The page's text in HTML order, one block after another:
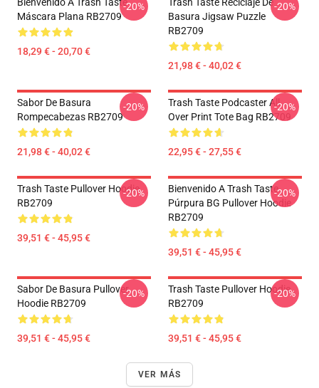
Máscara Plana RB2709
18,29 € - 20,70 €
-20%
Basura Jigsaw Puzzle
RB2709
21,98 € - 40,02 €
-20%
Sabor De Basura
Rompecabezas RB2709
21,98 € - 40,02 €
-20%
Trash Taste Podcaster All
Over Print Tote Bag RB2709
22,95 € - 27,55 €
-20%
Trash Taste Pullover Hoodie
RB2709
39,51 € - 45,95 €
-20%
Bienvenido A Trash Taste
Púrpura BG Pullover Hoodie
RB2709
39,51 € - 45,95 €
-20%
Sabor De Basura Pullover
Hoodie RB2709
39,51 € - 45,95 €
-20%
Trash Taste Pullover Hoodie
RB2709
39,51 € - 45,95 €
-20%
VER MÁS